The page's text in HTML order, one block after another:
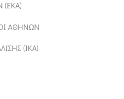
(ΕΚΑ)
ΑΘΗΝΩΝ
(ΙΚΑ)